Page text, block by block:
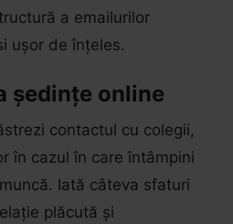
a emailurilor
ușor de înțeles.
ședințe online
contactul cu colegii,
în cazul în care întâmpini
Iată câteva sfaturi
plăcută și